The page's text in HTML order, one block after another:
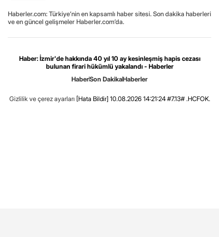
Haberler.com: Türkiye’nin en kapsamlı haber sitesi. Son dakika haberleri
ve en güncel gelişmeler Haberler.com’da.
Haber: İzmir'de hakkında 40 yıl 10 ay kesinleşmiş hapis cezası
bulunan firari hükümlü yakalandı - Haberler
HaberSon DakikaHaberler
Gizlilik ve çerez ayarları [Hata Bildir] 10.08.2026 14:21:24 #7.13# .HCFOK.